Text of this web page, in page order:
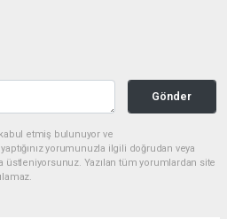
Gönder
etmiş bulunuyor ve
yorumunuzla ilgili doğrudan veya
üstleniyorsunuz. Yazılan tüm yorumlardan site